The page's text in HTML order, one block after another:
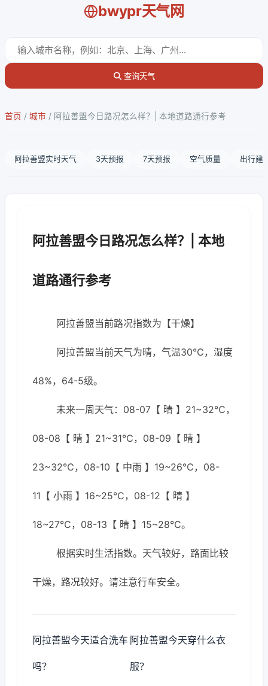
bwypr天气网
查询天气
首页 / 城市 / 阿拉善盟今日路况怎么样？| 本地道路通行参考
阿拉善盟实时天气 3天预报 7天预报 空气质量 出行建
阿拉善盟今日路况怎么样？| 本地
道路通行参考
阿拉善盟当前路况指数为【干燥】
阿拉善盟当前天气为晴，气温30℃，湿度
48%，64-5级。
未来一周天气：08-07【 晴 】21~32℃，
08-08【 晴 】21~31℃，08-09【 晴 】
23~32℃，08-10【 中雨 】19~26℃，08-
11【 小雨 】16~25℃，08-12【 晴 】
18~27℃，08-13【 晴 】15~28℃。
根据实时生活指数。天气较好，路面比较
干燥，路况较好。请注意行车安全。
阿拉善盟今天适合洗车
吗？
阿拉善盟今天穿什么衣
服？